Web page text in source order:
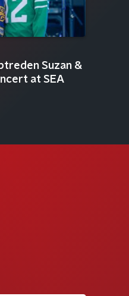
Suzan &
at SEA